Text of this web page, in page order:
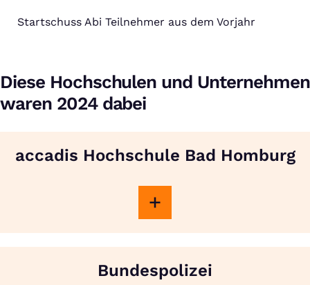
Startschuss Abi Teilnehmer aus dem Vorjahr
Diese Hochschulen und Unternehmen
waren 2024 dabei
accadis Hochschule Bad Homburg
Bundespolizei